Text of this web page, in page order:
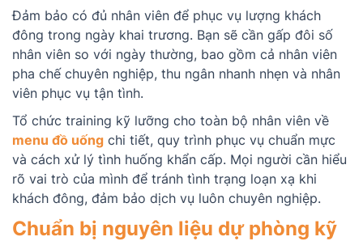
Đảm bảo có đủ nhân viên để phục vụ lượng khách
đông trong ngày khai trương. Bạn sẽ cần gấp đôi số
nhân viên so với ngày thường, bao gồm cả nhân viên
pha chế chuyên nghiệp, thu ngân nhanh nhẹn và nhân
viên phục vụ tận tình.
Tổ chức training kỹ lưỡng cho toàn bộ nhân viên về
menu đồ uống chi tiết, quy trình phục vụ chuẩn mực
và cách xử lý tình huống khẩn cấp. Mọi người cần hiểu
rõ vai trò của mình để tránh tình trạng loạn xạ khi
khách đông, đảm bảo dịch vụ luôn chuyên nghiệp.
Chuẩn bị nguyên liệu dự phòng kỹ